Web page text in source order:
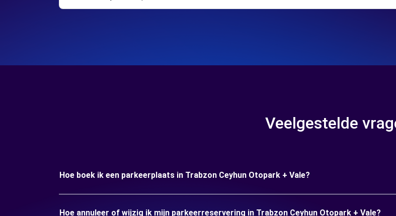
Veelgestelde
Hoe boek ik een parkeerplaats in Trabzon Ceyhun Otopark + Vale?
Hoe annuleer of wijzig ik mijn parkeerreservering in Trabzon Ceyhun Otopark + Vale?